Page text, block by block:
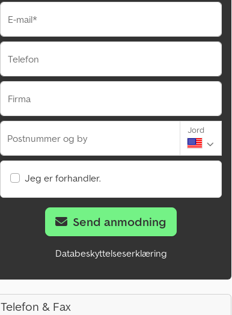
E-mail*
Telefon
Firma
Postnummer og by
Jord
Jeg er forhandler.
Send anmodning
Databeskyttelseserklæring
Telefon & Fax